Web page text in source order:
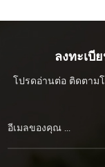
ลงทะเบี
โปรดอ่านต่อ ติดตาม